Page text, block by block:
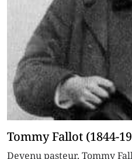
Tommy Fallot (1844-
Devenu pasteur, Tommy